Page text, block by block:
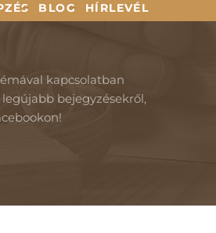
BLOG HÍRLEVÉL
kapcsolatban
bejegyzésekről,